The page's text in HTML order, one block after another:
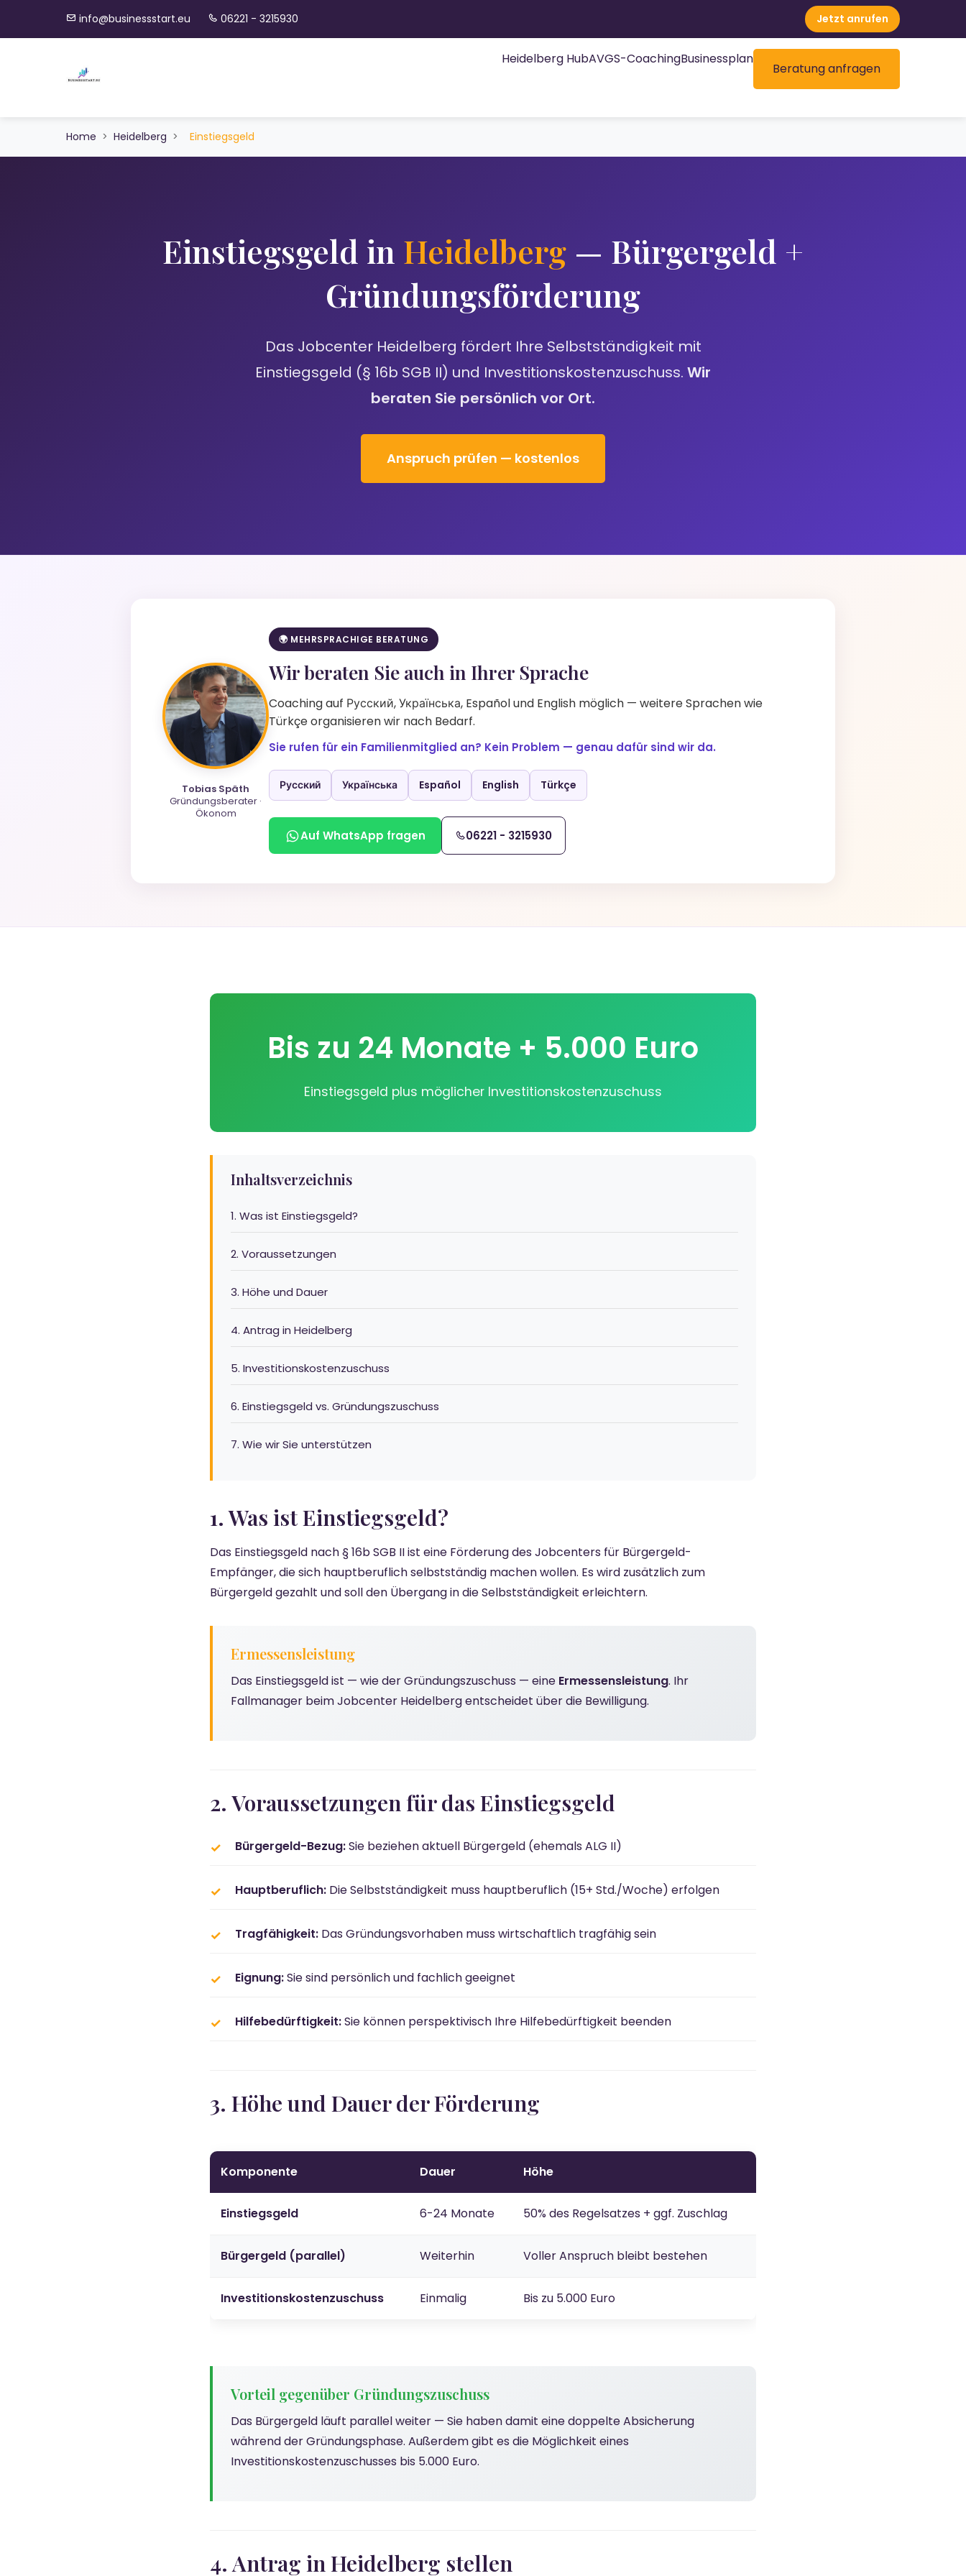
info@businessstart.eu 06221 - 3215930 Jetzt anrufen
Heidelberg HubAVGS-CoachingBusinessplan
Beratung anfragen
Home > Heidelberg > Einstiegsgeld
Einstiegsgeld in Heidelberg — Bürgergeld +
Gründungsförderung
Das Jobcenter Heidelberg fördert Ihre Selbstständigkeit mit
Einstiegsgeld (§ 16b SGB II) und Investitionskostenzuschuss. Wir
beraten Sie persönlich vor Ort.
Anspruch prüfen — kostenlos
Tobias Späth
Gründungsberater ·
Ökonom
🌍 MEHRSPRACHIGE BERATUNG
Wir beraten Sie auch in Ihrer Sprache
Coaching auf Русский, Українська, Español und English möglich — weitere Sprachen wie
Türkçe organisieren wir nach Bedarf.
Sie rufen für ein Familienmitglied an? Kein Problem — genau dafür sind wir da.
Русский Українська Español English Türkçe
Auf WhatsApp fragen 06221 - 3215930
Bis zu 24 Monate + 5.000 Euro
Einstiegsgeld plus möglicher Investitionskostenzuschuss
Inhaltsverzeichnis
1. Was ist Einstiegsgeld?
2. Voraussetzungen
3. Höhe und Dauer
4. Antrag in Heidelberg
5. Investitionskostenzuschuss
6. Einstiegsgeld vs. Gründungszuschuss
7. Wie wir Sie unterstützen
1. Was ist Einstiegsgeld?
Das Einstiegsgeld nach § 16b SGB II ist eine Förderung des Jobcenters für Bürgergeld-
Empfänger, die sich hauptberuflich selbstständig machen wollen. Es wird zusätzlich zum
Bürgergeld gezahlt und soll den Übergang in die Selbstständigkeit erleichtern.
Ermessensleistung
Das Einstiegsgeld ist — wie der Gründungszuschuss — eine Ermessensleistung. Ihr
Fallmanager beim Jobcenter Heidelberg entscheidet über die Bewilligung.
2. Voraussetzungen für das Einstiegsgeld
Bürgergeld-Bezug:Sie beziehen aktuell Bürgergeld (ehemals ALG II)
Hauptberuflich: Die Selbstständigkeit muss hauptberuflich (15+ Std./Woche) erfolgen
Tragfähigkeit: Das Gründungsvorhaben muss wirtschaftlich tragfähig sein
Eignung:Sie sind persönlich und fachlich geeignet
Hilfebedürftigkeit:Sie können perspektivisch Ihre Hilfebedürftigkeit beenden
3. Höhe und Dauer der Förderung
Komponente Dauer Höhe
Einstiegsgeld 6-24 Monate 50% des Regelsatzes + ggf. Zuschlag
Bürgergeld (parallel) Weiterhin Voller Anspruch bleibt bestehen
Investitionskostenzuschuss Einmalig Bis zu 5.000 Euro
Vorteil gegenüber Gründungszuschuss
Das Bürgergeld läuft parallel weiter — Sie haben damit eine doppelte Absicherung
während der Gründungsphase. Außerdem gibt es die Möglichkeit eines
Investitionskostenzuschusses bis 5.000 Euro.
4. Antrag in Heidelberg stellen